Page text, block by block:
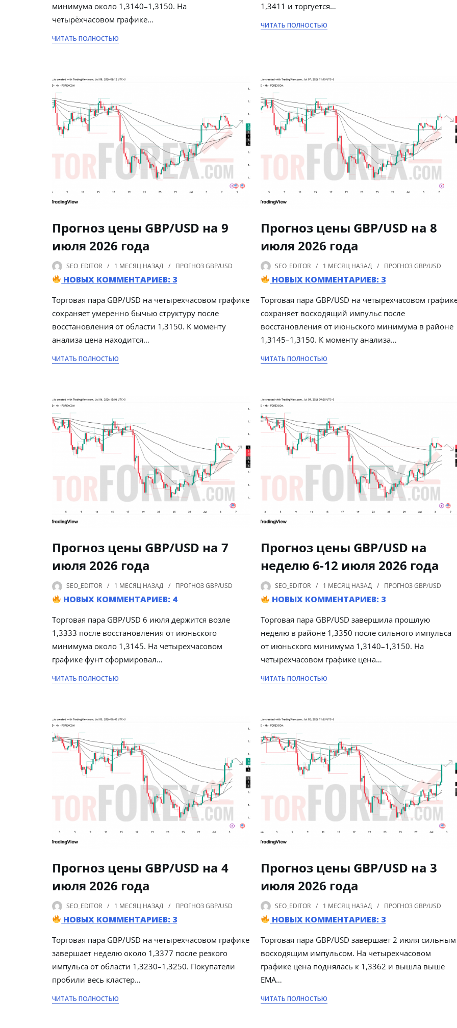
минимума около 1,3140–1,3150. На
четырёхчасовом графике…
ЧИТАТЬ ПОЛНОСТЬЮ
1,3411 и торгуется…
ЧИТАТЬ ПОЛНОСТЬЮ
Прогноз цены GBP/USD на 9
июля 2026 года
SEO_EDITOR 1 МЕСЯЦ НАЗАД ПРОГНОЗ GBP/USD
НОВЫХ КОММЕНТАРИЕВ: 3
Торговая пара GBP/USD на четырехчасовом графике
сохраняет умеренно бычью структуру после
восстановления от области 1,3150. К моменту
анализа цена находится…
ЧИТАТЬ ПОЛНОСТЬЮ
Прогноз цены GBP/USD на 8
июля 2026 года
SEO_EDITOR 1 МЕСЯЦ НАЗАД ПРОГНОЗ GBP/USD
НОВЫХ КОММЕНТАРИЕВ: 3
Торговая пара GBP/USD на четырехчасовом
сохраняет восходящий импульс после
восстановления от июньского минимума в районе
1,3145–1,3150. К моменту анализа…
ЧИТАТЬ ПОЛНОСТЬЮ
Прогноз цены GBP/USD на 7
июля 2026 года
SEO_EDITOR 1 МЕСЯЦ НАЗАД ПРОГНОЗ GBP/USD
НОВЫХ КОММЕНТАРИЕВ: 4
Торговая пара GBP/USD 6 июля держится возле
1,3333 после восстановления от июньского
минимума около 1,3145. На четырехчасовом
графике фунт сформировал…
ЧИТАТЬ ПОЛНОСТЬЮ
Прогноз цены GBP/USD на
неделю 6-12 июля 2026 года
SEO_EDITOR 1 МЕСЯЦ НАЗАД ПРОГНОЗ GBP/USD
НОВЫХ КОММЕНТАРИЕВ: 3
Торговая пара GBP/USD завершила прошлую
неделю в районе 1,3350 после сильного импульса
от июньского минимума 1,3140–1,3150. На
четырехчасовом графике цена…
ЧИТАТЬ ПОЛНОСТЬЮ
Прогноз цены GBP/USD на 4
июля 2026 года
SEO_EDITOR 1 МЕСЯЦ НАЗАД ПРОГНОЗ GBP/USD
НОВЫХ КОММЕНТАРИЕВ: 3
Торговая пара GBP/USD на четырехчасовом графике
завершает неделю около 1,3377 после резкого
импульса от области 1,3230–1,3250. Покупатели
пробили весь кластер…
ЧИТАТЬ ПОЛНОСТЬЮ
Прогноз цены GBP/USD на 3
июля 2026 года
SEO_EDITOR 1 МЕСЯЦ НАЗАД ПРОГНОЗ GBP/USD
НОВЫХ КОММЕНТАРИЕВ: 3
Торговая пара GBP/USD завершает 2 июля сильным
восходящим импульсом. На четырехчасовом
графике цена поднялась к 1,3362 и вышла выше
EMA…
ЧИТАТЬ ПОЛНОСТЬЮ